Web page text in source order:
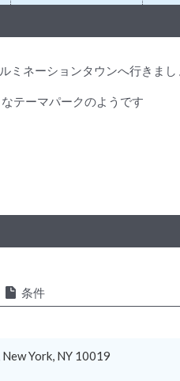
ミネーションタウンへ行きまし
テーマパークのようです
条件
York, NY 10019